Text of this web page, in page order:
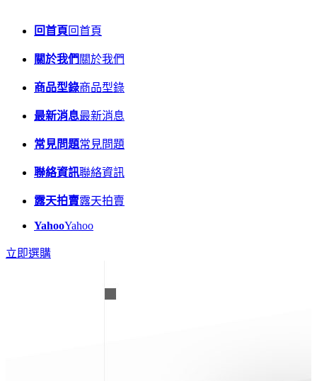
回首頁回首頁
關於我們 關於我們
商品型錄商品型錄
最新消息最新消息
常見問題常見問題
聯絡資訊聯絡資訊
露天拍賣露天拍賣
YahooYahoo
立即選購